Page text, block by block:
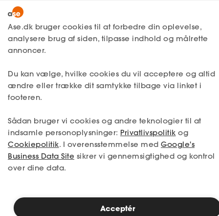
MitAse
Ase Selvstændig
Dokumenter.dk
Lønmodtager
A-kasse
Fagforening
Lønsikring
Få svar
Selvstændig
Studerende
Bliv medlem
Lønmodtager Få svar
Unge og fritidsjob
Regler for fritidsjob
Fritidsjob som 13-14 årig
(endelig) få sit første fritidsjob og begynde
at tjene sine egne lommepenge. Men
selvom man er gammel nok til at arbejde,
er der begrænsninger for, hvad man må
lave.
Ase.dk bruger cookies til at forbedre din oplevelse,
analysere brug af siden, tilpasse indhold og målrette
annoncer.
Du kan vælge, hvilke cookies du vil acceptere og altid
ændre eller trække dit samtykke tilbage via linket i
footeren.
Sådan bruger vi cookies og andre teknologier til at
indsamle personoplysninger: Privatlivspolitik og
Cookiepolitik. I overensstemmelse med Google's
Business Data Site sikrer vi gennemsigtighed og kontrol
over dine data.
Acceptér